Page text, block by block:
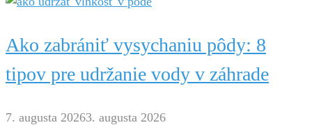
Ako zabrániť vysychaniu pôdy: 8
tipov pre udržanie vody v záhrade
7. augusta 20263. augusta 2026